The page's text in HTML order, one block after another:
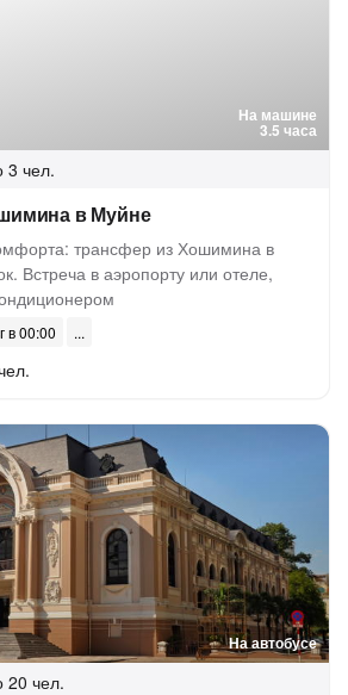
На машине
3.5 часа
3 чел.
в Муйне
трансфер из Хошимина в
Встреча в аэропорту или отеле,
в 00:00
На автобусе
20 чел.